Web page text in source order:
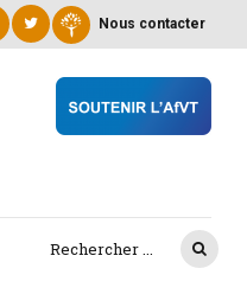
Nous contacter